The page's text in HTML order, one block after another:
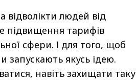
відволікти людей від
підвищення тарифів
сфери. І для того, щоб
якусь ідею.
навіть захищати таку